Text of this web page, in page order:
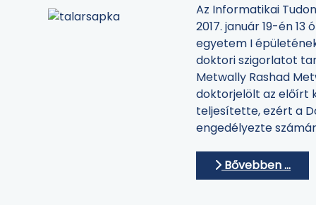
Az Informatikai
2017. január 19-én
egyetem I
doktori szigorlatot
Metwally Rashad
doktorjelölt az előírt
teljesítette, ezért a
engedélyezte
Bővebben …